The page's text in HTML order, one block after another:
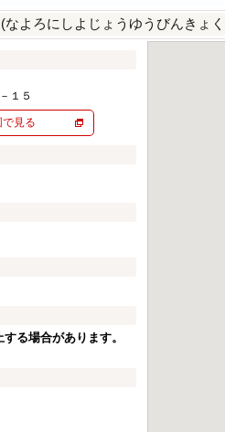
(なよろにしよじょうゆうびんきょ
１５
見る
る場合があります。